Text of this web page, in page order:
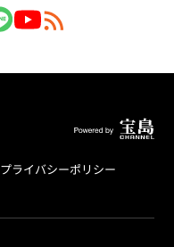
プライバシーポリシー